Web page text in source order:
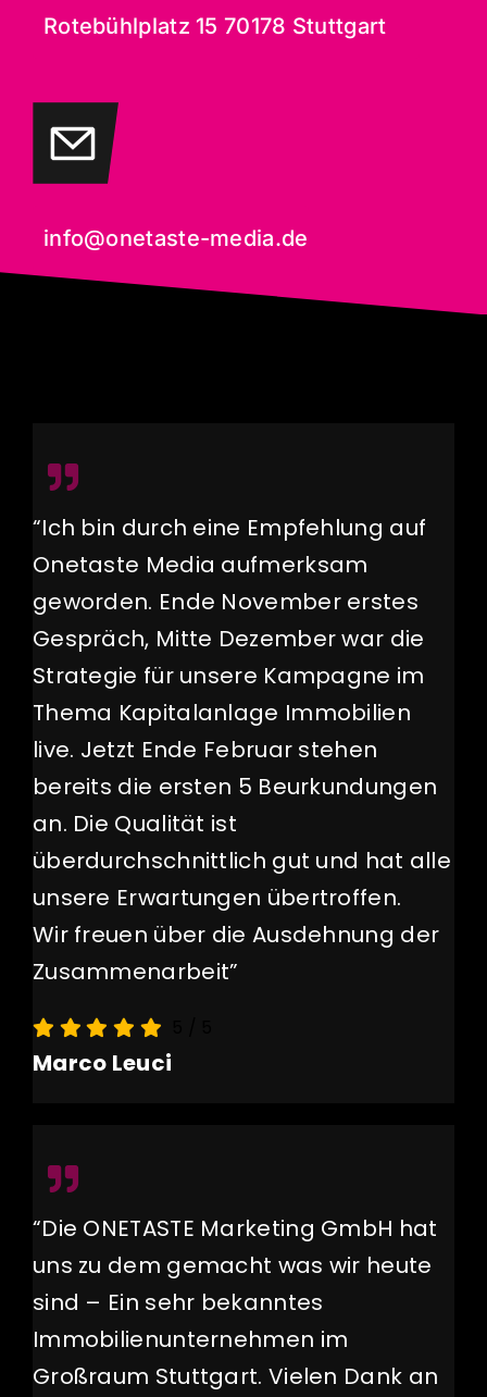
Rotebühlplatz 15 70178 Stuttgart
info@onetaste-media.de
“Ich bin durch eine Empfehlung auf
Onetaste Media aufmerksam
geworden. Ende November erstes
Gespräch, Mitte Dezember war die
Strategie für unsere Kampagne im
Thema Kapitalanlage Immobilien
live. Jetzt Ende Februar stehen
bereits die ersten 5 Beurkundungen
an. Die Qualität ist
überdurchschnittlich gut und hat alle
unsere Erwartungen übertroffen.
Wir freuen über die Ausdehnung der
Zusammenarbeit”
Marco Leuci
“Die ONETASTE Marketing GmbH hat
uns zu dem gemacht was wir heute
sind – Ein sehr bekanntes
Immobilienunternehmen im
Großraum Stuttgart. Vielen Dank an